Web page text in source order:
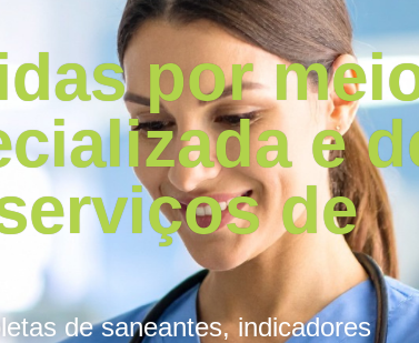
por
e
de
de saneantes, indicadores